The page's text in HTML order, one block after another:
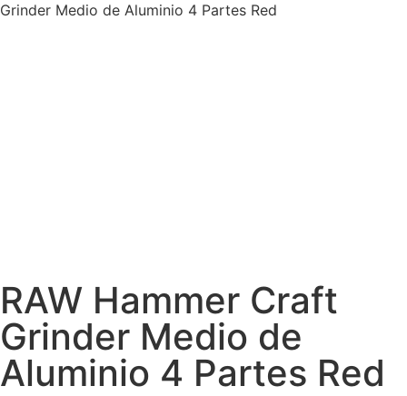
Grinder Medio de Aluminio 4 Partes Red
RAW Hammer Craft
Grinder Medio de
Aluminio 4 Partes Red